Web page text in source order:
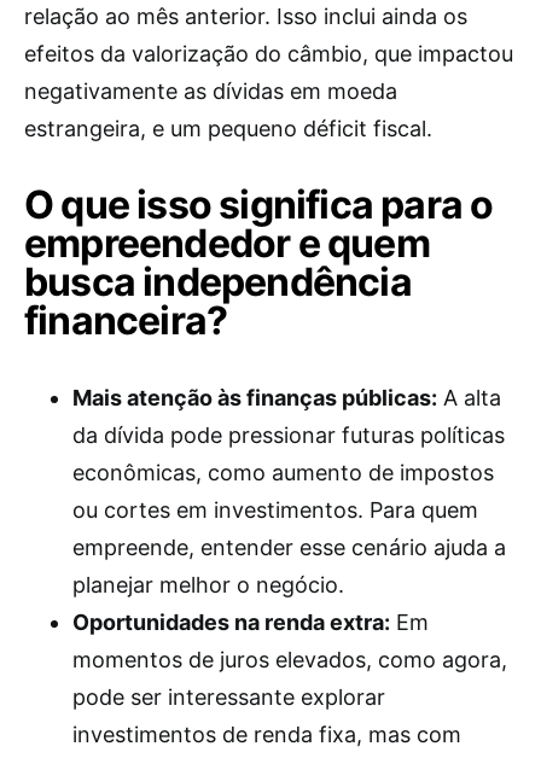
relação ao mês anterior. Isso inclui ainda os
efeitos da valorização do câmbio, que impactou
negativamente as dívidas em moeda
estrangeira, e um pequeno déficit fiscal.
O que isso significa para o
empreendedor e quem
busca independência
financeira?
Mais atenção às finanças públicas: A alta
da dívida pode pressionar futuras políticas
econômicas, como aumento de impostos
ou cortes em investimentos. Para quem
empreende, entender esse cenário ajuda a
planejar melhor o negócio.
Oportunidades na renda extra: Em
momentos de juros elevados, como agora,
pode ser interessante explorar
investimentos de renda fixa, mas com